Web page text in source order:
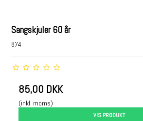
Sangskjuler 60 år
874
85,00 DKK
(inkl. moms)
VIS PRODUKT